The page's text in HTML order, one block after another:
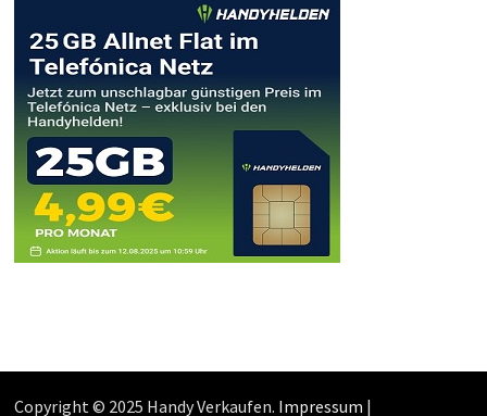
Copyright © 2025 Handy Verkaufen. Impressum |